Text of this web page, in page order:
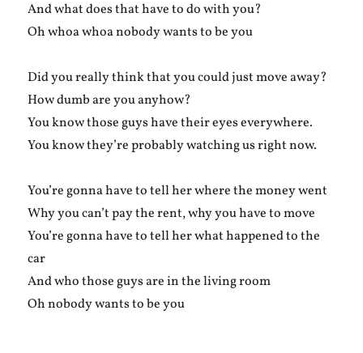
And what does that have to do with you?
Oh whoa whoa nobody wants to be you
Did you really think that you could just move away?
How dumb are you anyhow?
You know those guys have their eyes everywhere.
You know they’re probably watching us right now.
You’re gonna have to tell her where the money went
Why you can’t pay the rent, why you have to move
You’re gonna have to tell her what happened to the
car
And who those guys are in the living room
Oh nobody wants to be you